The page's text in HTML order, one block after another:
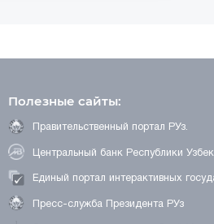
Полезные сайты:
Правительственный портал РУз.
Центральный банк Республики
Единый портал интерактивных
Пресс-служба Президента РУз